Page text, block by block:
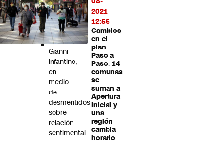
2021
12:55
Cambios
en el
plan
Paso a
Paso: 14
comunas
se
suman a
Apertura
Inicial y
una
región
cambia
horario
durante
la
gestión
de
Gianni
Infantino,
en
medio
de
desmentidos
sobre
relación
sentimental